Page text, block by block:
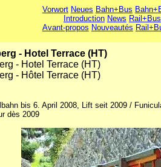
Vorwort Neues Bahn+Bus
Introduction News Rail+Bus
Avant-propos Nouveautés
- Hotel Terrace (HT)
- Hotel Terrace (HT)
- Hôtel Terrace (HT)
bis 6. April 2008, Lift seit 2009 /
dès 2009